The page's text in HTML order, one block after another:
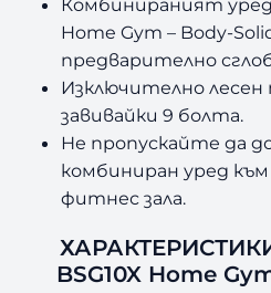
Home Gym – Body-
предварително
Изключително лесен
завивайки 9 болта.
Не пропускайте да
комбиниран уред
фитнес зала.
BSG10X Home